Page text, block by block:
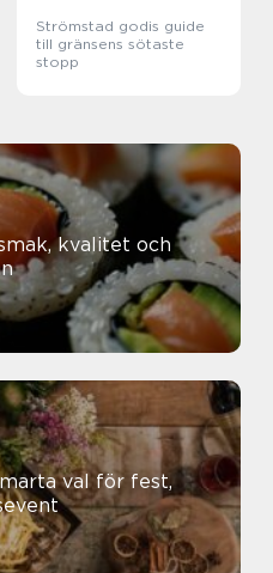
Strömstad godis guide
till gränsens sötaste
stopp